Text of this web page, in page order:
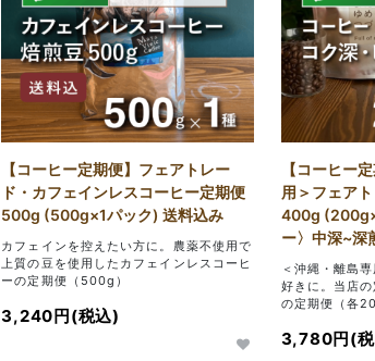
【コーヒー定期便】フェアトレー
ド・カフェインレスコーヒー定期便
500g (500g×1パック) 送料込み
カフェインを控えたい方に。農薬不使用で
上質の豆を使用したカフェインレスコーヒ
ーの定期便（500g）
3,240円(税込)
【コーヒー
用＞フェア
400g
ー〉中深~深
＜沖縄・離島
好きに。当店
の定期便（各
3,780円(